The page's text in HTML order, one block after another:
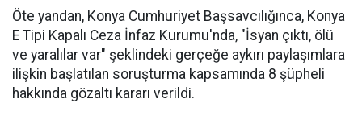
Öte yandan, Konya Cumhuriyet Başsavcılığınca, Konya
E Tipi Kapalı Ceza İnfaz Kurumu'nda, "İsyan çıktı, ölü
ve yaralılar var" şeklindeki gerçeğe aykırı paylaşımlara
ilişkin başlatılan soruşturma kapsamında 8 şüpheli
hakkında gözaltı kararı verildi.